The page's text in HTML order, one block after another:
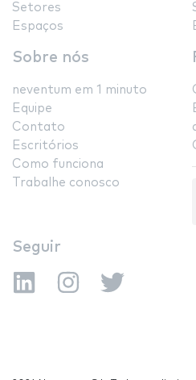
Setores
Espaços
Sobre nós
neventum em 1 minuto
Equipe
Contato
Escritórios
Como funciona
Trabalhe conosco
Seguir